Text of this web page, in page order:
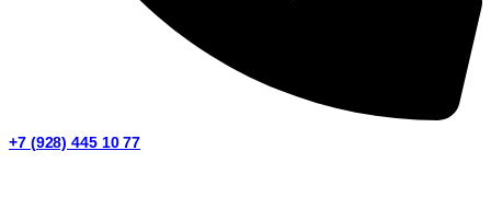
+7 (928) 445 10 77